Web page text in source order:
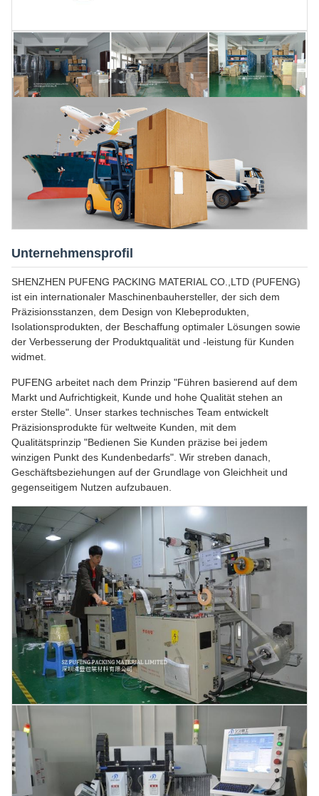
Unternehmensprofil
SHENZHEN PUFENG PACKING MATERIAL CO.,LTD (PUFENG)
ist ein internationaler Maschinenbauhersteller, der sich dem
Präzisionsstanzen, dem Design von Klebeprodukten,
Isolationsprodukten, der Beschaffung optimaler Lösungen sowie
der Verbesserung der Produktqualität und -leistung für Kunden
widmet.
PUFENG arbeitet nach dem Prinzip "Führen basierend auf dem
Markt und Aufrichtigkeit, Kunde und hohe Qualität stehen an
erster Stelle". Unser starkes technisches Team entwickelt
Präzisionsprodukte für weltweite Kunden, mit dem
Qualitätsprinzip "Bedienen Sie Kunden präzise bei jedem
winzigen Punkt des Kundenbedarfs". Wir streben danach,
Geschäftsbeziehungen auf der Grundlage von Gleichheit und
gegenseitigem Nutzen aufzubauen.